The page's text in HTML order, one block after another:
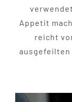
Appetit
reicht
ausgefeilten